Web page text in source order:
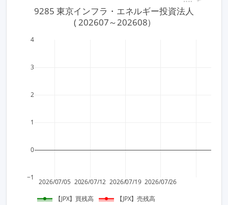
2026/07/05 2026/07/12 2026/07/19 2026/07/26
−1
0
1
2
3
4
【JPX】買残高 【JPX】売残高
9285 東京インフラ・エネルギー投資法人
( 202607～202608）